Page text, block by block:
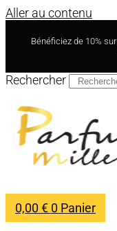
Aller au contenu
Bénéficiez de 10%
Rechercher
0,00€ 0 Panier